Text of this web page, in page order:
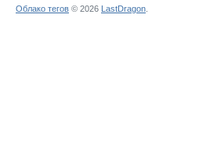
Облако тегов © 2026 LastDragon